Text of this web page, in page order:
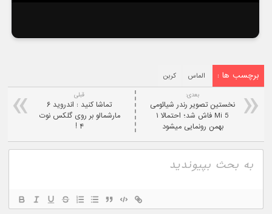
برچسب ها : الماس کربن
قبلی
تماشا کنید : اندروید ۶
مارشمالو بر روی گلکس نوت
۴ !
بعدی:
نخستین تصویر رندر شیائومی
Mi 5 فاش شد؛ احتمالا ۱
بهمن رونمایی میشود